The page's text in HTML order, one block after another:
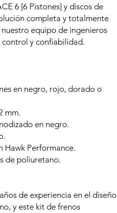
6 [6 Pistones] y discos de
completa y totalmente
equipo de ingenieros
control y confiabilidad.
en negro, rojo, dorado o
mm.
en negro.
Performance.
de poliuretano.
de experiencia en el diseño
y este kit de frenos